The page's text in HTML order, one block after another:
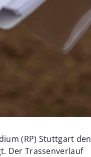
(RP) Stuttgart den
Der Trassenverlauf